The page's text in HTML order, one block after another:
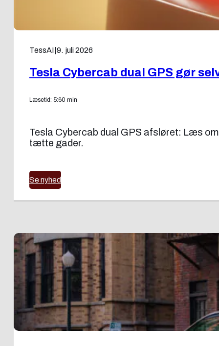
TessAI 9. juli 2026
Tesla Cybercab dual GPS gør
Læsetid: 5:60 min
Tesla Cybercab dual GPS afsløret: Læs
tætte gader.
Se nyhed